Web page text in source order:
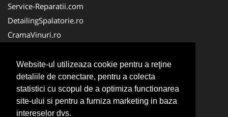
Website-ul utilizeaza cookie pentru a reţine
detaliile de conectare, pentru a colecta
statistici cu scopul de a optimiza functionarea
site-ului si pentru a furniza marketing in baza
intereselor dvs.
Service-Reparatii.com
DetailingSpalatorie.ro
CramaVinuri.ro
FirmaPieseAuto.ro
Anvelope-Sh.com
CentruInchirieri.ro
CuratareHota.com